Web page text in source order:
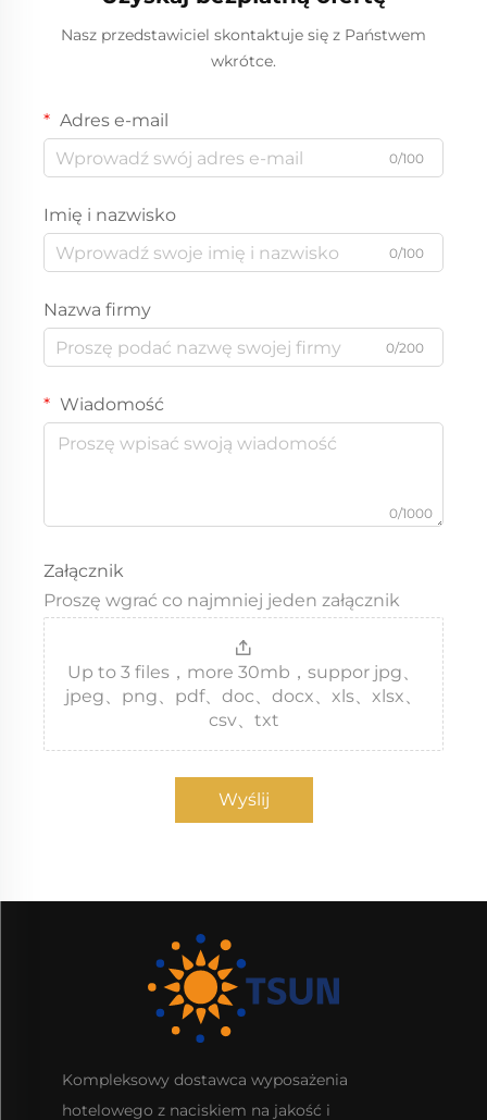
na wynos Plastikowe
Opakowania Tworzywa
Sztuczne
Nasz przedstawiciel skontaktuje się z Państwem
wkrótce.
Adres e-mail
0/100
Imię i nazwisko
0/100
Nazwa firmy
0/200
Wiadomość
0/1000
Załącznik
Proszę wgrać co najmniej jeden załącznik
Up to 3 files，more 30mb，suppor jpg、
jpeg、png、pdf、doc、docx、xls、xlsx、
csv、txt
Wyślij
Kompleksowy dostawca wyposażenia
hotelowego z naciskiem na jakość i